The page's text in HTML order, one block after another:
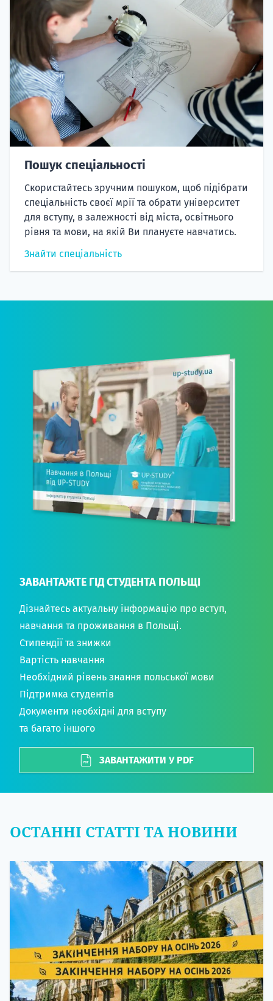
Пошук спеціальності
Скористайтесь зручним пошуком, щоб підібрати
спеціальність своєї мрії та обрати університет
для вступу, в залежності від міста, освітнього
рівня та мови, на якій Ви плануєте навчатись.
Знайти спеціальність
ЗАВАНТАЖТЕ ГІД СТУДЕНТА ПОЛЬЩІ
Дізнайтесь актуальну інформацію про вступ,
навчання та проживання в Польщі.
Стипендії та знижки
Вартість навчання
Необхідний рівень знання польської мови
Підтримка студентів
Документи необхідні для вступу
та багато іншого
ЗАВАНТАЖИТИ У PDF
ОСТАННІ СТАТТІ ТА НОВИНИ